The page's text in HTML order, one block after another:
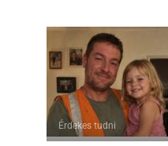
Érdekes tudni